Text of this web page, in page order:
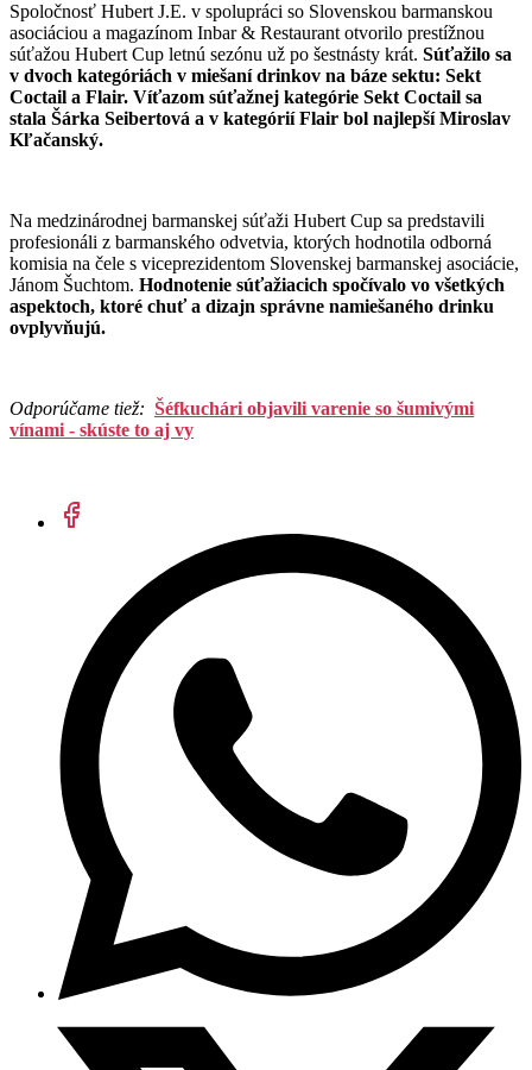
Spoločnosť Hubert J.E. v spolupráci so Slovenskou barmanskou
asociáciou a magazínom Inbar & Restaurant otvorilo prestížnou
súťažou Hubert Cup letnú sezónu už po šestnásty krát. Súťažilo sa
v dvoch kategóriách v miešaní drinkov na báze sektu: Sekt
Coctail a Flair. Víťazom súťažnej kategórie Sekt Coctail sa
stala Šárka Seibertová a v kategórií Flair bol najlepší Miroslav
Kľačanský.
Na medzinárodnej barmanskej súťaži Hubert Cup sa predstavili
profesionáli z barmanského odvetvia, ktorých hodnotila odborná
komisia na čele s viceprezidentom Slovenskej barmanskej asociácie,
Jánom Šuchtom. Hodnotenie súťažiacich spočívalo vo všetkých
aspektoch, ktoré chuť a dizajn správne namiešaného drinku
ovplyvňujú.
Odporúčame tiež: Šéfkuchári objavili varenie so šumivými
vínami - skúste to aj vy